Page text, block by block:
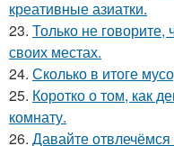
креативные азиатки.
23. Только не говорите,
своих местах.
24. Сколько в итоге
25. Коротко о том, как
комнату.
26. Давайте